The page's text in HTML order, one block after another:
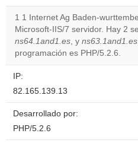
1 1 Internet Ag Baden-
Microsoft-IIS/7 servidor. Hay 2
ns64.1and1.es, y ns63.1and1.es
programación es PHP/5.2.6.
IP:
82.165.139.13
Desarrollado por:
PHP/5.2.6